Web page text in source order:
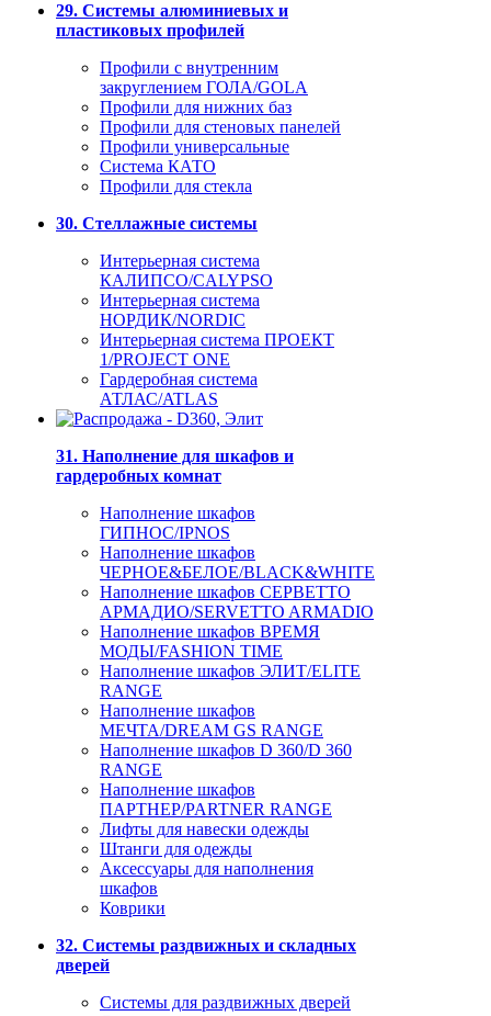
29. Системы алюминиевых и
пластиковых профилей
Профили с внутренним
закруглением ГОЛА/GOLA
Профили для нижних баз
Профили для стеновых панелей
Профили универсальные
Система КАТО
Профили для стекла
30. Стеллажные системы
Интерьерная система
КАЛИПСО/CALYPSO
Интерьерная система
НОРДИК/NORDIC
Интерьерная система ПРОЕКТ
1/PROJECT ONE
Гардеробная система
АТЛАС/ATLAS
31. Наполнение для шкафов и
гардеробных комнат
Наполнение шкафов
ГИПНОС/IPNOS
Наполнение шкафов
ЧЕРНОЕ&БЕЛОЕ/BLACK&WHITE
Наполнение шкафов СЕРВЕТТО
АРМАДИО/SERVETTO ARMADIO
Наполнение шкафов ВРЕМЯ
МОДЫ/FASHION TIME
Наполнение шкафов ЭЛИТ/ELITE
RANGE
Наполнение шкафов
МЕЧТА/DREAM GS RANGE
Наполнение шкафов D 360/D 360
RANGE
Наполнение шкафов
ПАРТНЕР/PARTNER RANGE
Лифты для навески одежды
Штанги для одежды
Аксессуары для наполнения
шкафов
Коврики
32. Системы раздвижных и складных
дверей
Системы для раздвижных дверей